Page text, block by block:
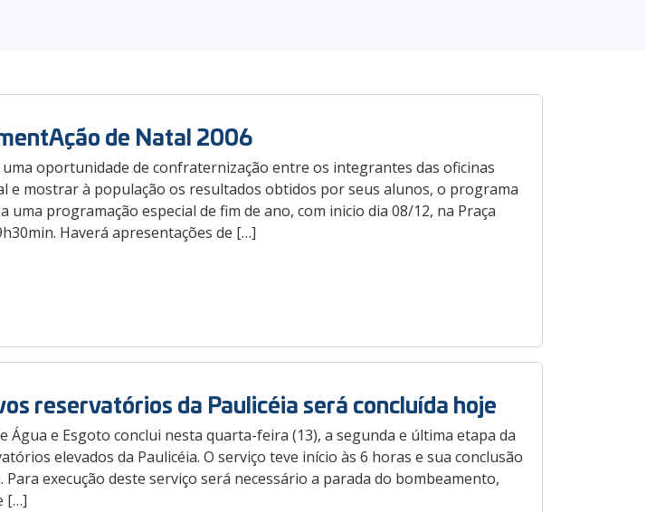
de Natal 2006
oportunidade de confraternização entre os integrantes das oficinas
e mostrar à população os resultados obtidos por seus alunos, o programa
uma programação especial de fim de ano, com inicio dia 08/12, na Praça
Haverá apresentações de […]
reservatórios da Paulicéia será concluída hoje
Água e Esgoto conclui nesta quarta-feira (13), a segunda e última etapa da
elevados da Paulicéia. O serviço teve início às 6 horas e sua conclusão
execução deste serviço será necessário a parada do bombeamento,
[…]